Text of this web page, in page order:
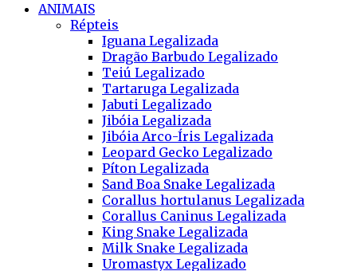
ANIMAIS
Répteis
Iguana Legalizada
Dragão Barbudo Legalizado
Teiú Legalizado
Tartaruga Legalizada
Jabuti Legalizado
Jibóia Legalizada
Jibóia Arco-Íris Legalizada
Leopard Gecko Legalizado
Píton Legalizada
Sand Boa Snake Legalizada
Corallus hortulanus Legalizada
Corallus Caninus Legalizada
King Snake Legalizada
Milk Snake Legalizada
Uromastyx Legalizado